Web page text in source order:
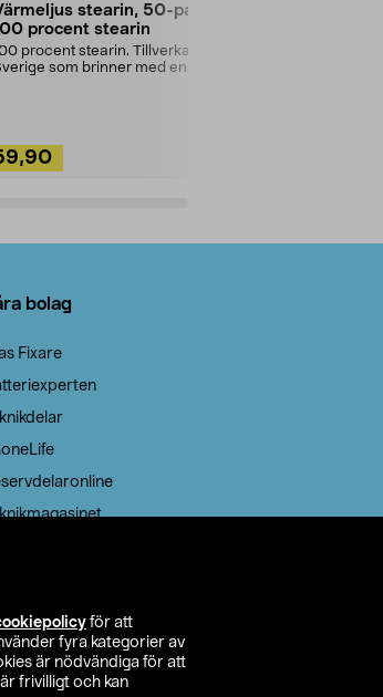
för att
fyra kategorier av
är nödvändiga för att
frivilligt och kan
stearin, 50-pack,
procent stearin
procent stearin. Tillverkade i
som brinner med en
bolag
Fixare